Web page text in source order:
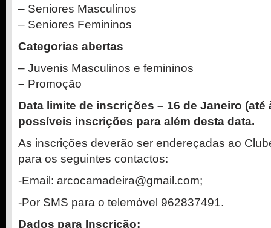
– Seniores Masculinos
– Seniores Femininos
Categorias abertas
– Juvenis Masculinos e femininos
– Promoção
Data limite de inscrições – 16 de Janeiro (até
possíveis inscrições para além desta data.
As inscrições deverão ser endereçadas ao
para os seguintes contactos:
-Email: arcocamadeira@gmail.com;
-Por SMS para o telemóvel 962837491.
Dados para Inscrição: